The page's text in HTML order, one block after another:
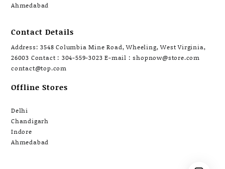
Ahmedabad
Contact Details
Address: 3548 Columbia Mine Road, Wheeling, West Virginia,
26003 Contact : 304-559-3023 E-mail : shopnow@store.com
contact@top.com
Offline Stores
Delhi
Chandigarh
Indore
Ahmedabad